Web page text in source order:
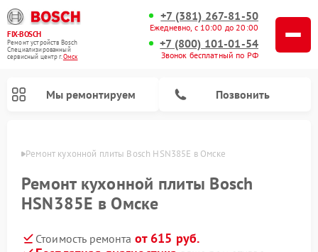
FIX-BOSCH
Ремонт устройств Bosch
Специализированный
cервисный центр г.Омск
+7 (381) 267-81-50
Ежедневно, с 10:00 до 20:00
+7 (800) 101-01-54
Звонок бесплатный по РФ
Мы ремонтируем Позвонить
Ремонт кухонной плиты Bosch HSN385E в Омске
Ремонт кухонной плиты Bosch
HSN385E в Омске
Стоимость ремонта от 615 руб.